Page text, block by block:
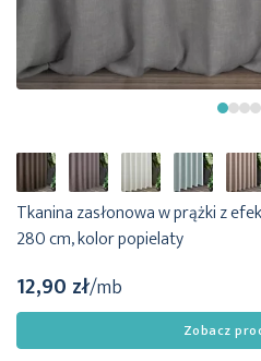
Tkanina zasłonowa w prążki z
280 cm, kolor popielaty
12,90 zł/mb
Zobacz